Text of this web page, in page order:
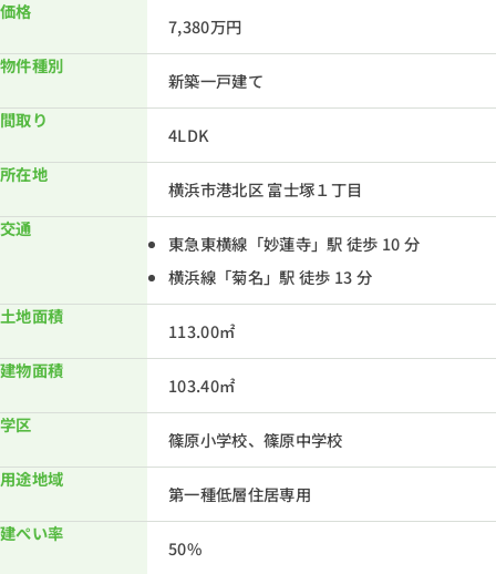
価格
7,380万円
物件種別
新築一戸建て
間取り
4LDK
所在地
横浜市港北区 富士塚１丁目
交通
東急東横線「妙蓮寺」駅 徒歩 10 分
横浜線「菊名」駅 徒歩 13 分
土地面積
113.00㎡
建物面積
103.40㎡
学区
篠原小学校、篠原中学校
用途地域
第一種低層住居専用
建ぺい率
50%